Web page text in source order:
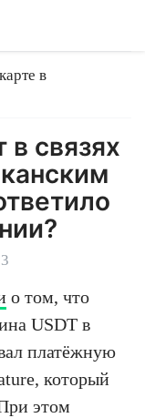
в
связях
о том, что
USDT в
платёжную
который
этом